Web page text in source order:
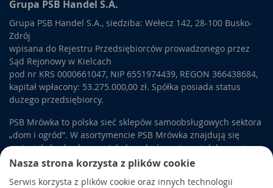
Nasza strona korzysta z plików cookie
Serwis korzysta z plików cookie oraz innych technologii
Grupa PSB Handel S.A.
Grupa PSB Handel S.A., siedziba: Wełecz 142, 28-100 Busko-
Zdrój
wpisana do Rejestru Przedsiębiorców prowadzonego przez
Sąd Rejonowy w Kielcach
pod nr KRS 0000661047, NIP 6551974439, REGON 366438684,
kapitał wpłacony: 53.275.000,00 zł. Spółka posiada status
dużego przedsiębiorcy.
PSB Mrówka to polska sieć sklepów samoobsługowych sektora
„dom i ogród”. W asortymencie PSB Mrówka znajdują się
materiały budowlane, artykuły wykończeniowe i dekoracyjne,
wyposażenie łazienek i kuchni, elektronarzędzia, a także
artykuły związane z ogrodem i otoczeniem domu.